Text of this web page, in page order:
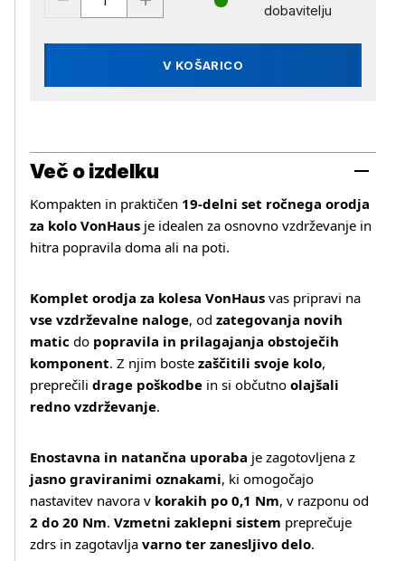
V KOŠARICO
dobavitelju
Več o izdelku
Kompakten in praktičen 19‑delni set ročnega orodja
za kolo VonHaus je idealen za osnovno vzdrževanje in
hitra popravila doma ali na poti.
Komplet orodja za kolesa VonHaus vas pripravi na
vse vzdrževalne naloge, od zategovanja novih
matic do popravila in prilagajanja obstoječih
komponent. Z njim boste zaščitili svoje kolo,
preprečili drage poškodbe in si občutno olajšali
redno vzdrževanje.
Enostavna in natančna uporaba je zagotovljena z
jasno graviranimi oznakami, ki omogočajo
nastavitev navora v korakih po 0,1 Nm, v razponu od
2 do 20 Nm. Vzmetni zaklepni sistem preprečuje
zdrs in zagotavlja varno ter zanesljivo delo.